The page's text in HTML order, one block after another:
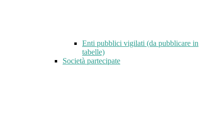
Enti pubblici vigilati (da pubblicare in
tabelle)
Società partecipate